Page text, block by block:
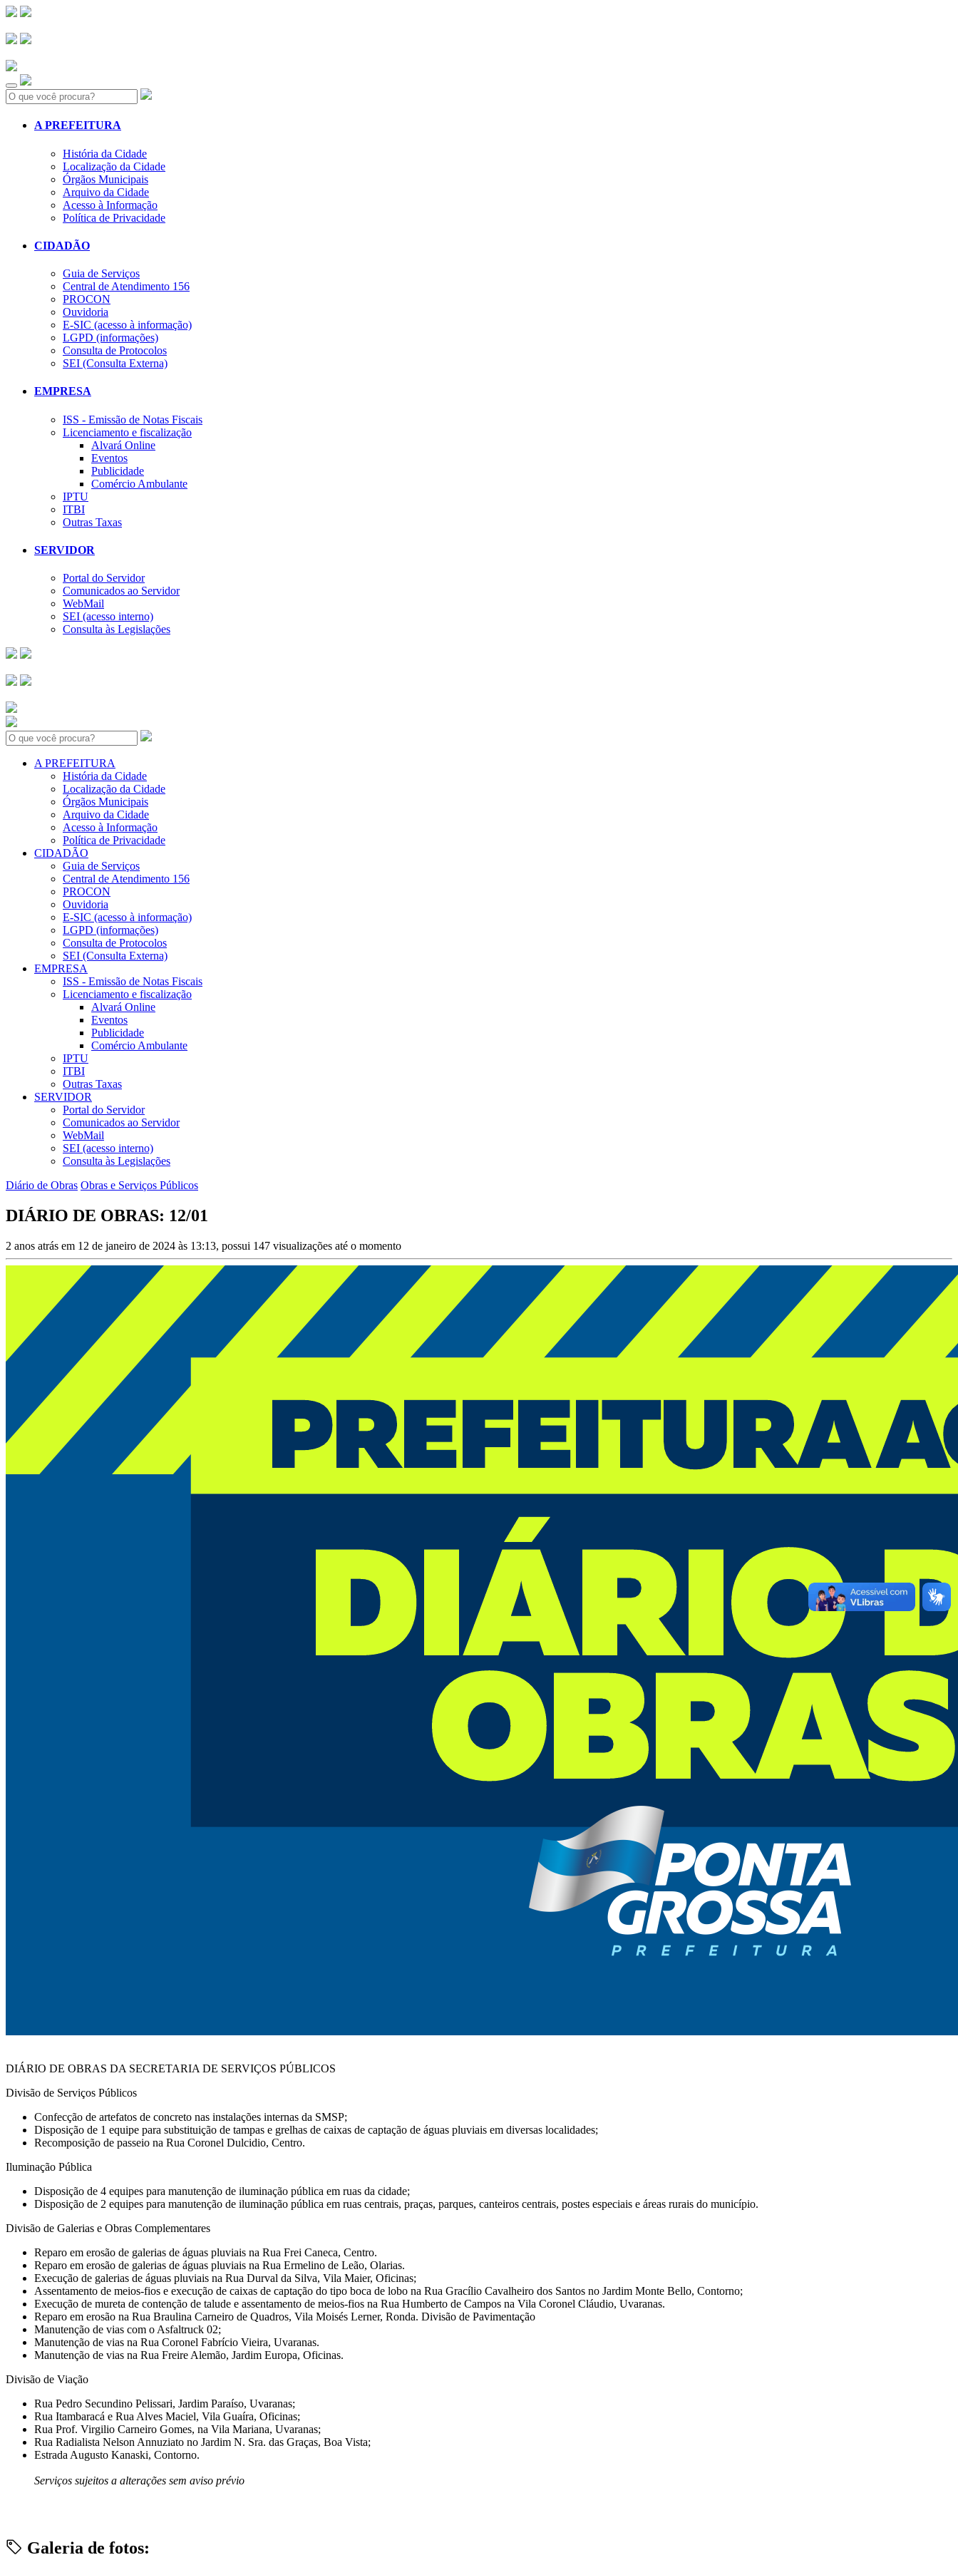
Search:
A PREFEITURA
História da Cidade
Localização da Cidade
Órgãos Municipais
Arquivo da Cidade
Acesso à Informação
Política de Privacidade
CIDADÃO
Guia de Serviços
Central de Atendimento 156
PROCON
Ouvidoria
E-SIC (acesso à informação)
LGPD (informações)
Consulta de Protocolos
SEI (Consulta Externa)
EMPRESA
ISS - Emissão de Notas Fiscais
Licenciamento e fiscalização
Alvará Online
Eventos
Publicidade
Comércio Ambulante
IPTU
ITBI
Outras Taxas
SERVIDOR
Portal do Servidor
Comunicados ao Servidor
WebMail
SEI (acesso interno)
Consulta às Legislações
Search:
A PREFEITURA
História da Cidade
Localização da Cidade
Órgãos Municipais
Arquivo da Cidade
Acesso à Informação
Política de Privacidade
CIDADÃO
Guia de Serviços
Central de Atendimento 156
PROCON
Ouvidoria
E-SIC (acesso à informação)
LGPD (informações)
Consulta de Protocolos
SEI (Consulta Externa)
EMPRESA
ISS - Emissão de Notas Fiscais
Licenciamento e fiscalização
Alvará Online
Eventos
Publicidade
Comércio Ambulante
IPTU
ITBI
Outras Taxas
SERVIDOR
Portal do Servidor
Comunicados ao Servidor
WebMail
SEI (acesso interno)
Consulta às Legislações
Diário de Obras Obras e Serviços Públicos
DIÁRIO DE OBRAS: 12/01
2 anos atrás em 12 de janeiro de 2024 às 13:13, possui 147 visualizações até o momento
DIÁRIO DE OBRAS DA SECRETARIA DE SERVIÇOS PÚBLICOS
Divisão de Serviços Públicos
Confecção de artefatos de concreto nas instalações internas da SMSP;
Disposição de 1 equipe para substituição de tampas e grelhas de caixas de captação de águas pluviais em diversas localidades;
Recomposição de passeio na Rua Coronel Dulcidio, Centro.
Iluminação Pública
Disposição de 4 equipes para manutenção de iluminação pública em ruas da cidade;
Disposição de 2 equipes para manutenção de iluminação pública em ruas centrais, praças, parques, canteiros centrais, postes especiais e áreas rurais do município.
Divisão de Galerias e Obras Complementares
Reparo em erosão de galerias de águas pluviais na Rua Frei Caneca, Centro.
Reparo em erosão de galerias de águas pluviais na Rua Ermelino de Leão, Olarias.
Execução de galerias de águas pluviais na Rua Durval da Silva, Vila Maier, Oficinas;
Assentamento de meios-fios e execução de caixas de captação do tipo boca de lobo na Rua Gracílio Cavalheiro dos Santos no Jardim Monte Bello, Contorno;
Execução de mureta de contenção de talude e assentamento de meios-fios na Rua Humberto de Campos na Vila Coronel Cláudio, Uvaranas.
Reparo em erosão na Rua Braulina Carneiro de Quadros, Vila Moisés Lerner, Ronda. Divisão de Pavimentação
Manutenção de vias com o Asfaltruck 02;
Manutenção de vias na Rua Coronel Fabrício Vieira, Uvaranas.
Manutenção de vias na Rua Freire Alemão, Jardim Europa, Oficinas.
Divisão de Viação
Rua Pedro Secundino Pelissari, Jardim Paraíso, Uvaranas;
Rua Itambaracá e Rua Alves Maciel, Vila Guaíra, Oficinas;
Rua Prof. Virgilio Carneiro Gomes, na Vila Mariana, Uvaranas;
Rua Radialista Nelson Annuziato no Jardim N. Sra. das Graças, Boa Vista;
Estrada Augusto Kanaski, Contorno.
Serviços sujeitos a alterações sem aviso prévio
Galeria de fotos: